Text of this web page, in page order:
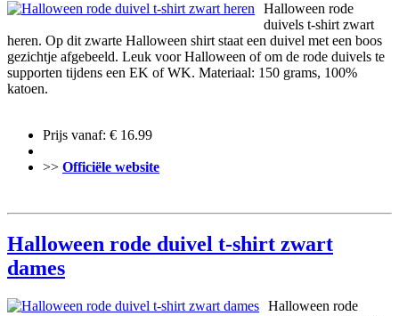
Halloween rode
duivels t-shirt zwart
heren. Op dit zwarte Halloween shirt staat een duivel met een boos
gezichtje afgebeeld. Leuk voor Halloween of om de rode duivels te
supporten tijdens een EK of WK. Materiaal: 150 grams, 100%
katoen.
Prijs vanaf: € 16.99
>> Officiële website
Halloween rode duivel t-shirt zwart
dames
Halloween rode